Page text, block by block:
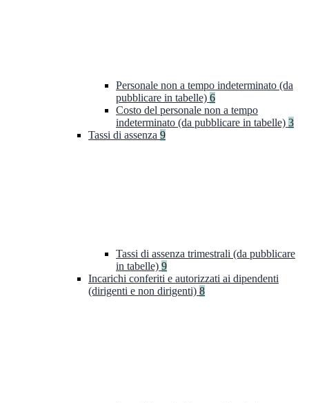
Personale non a tempo indeterminato (da
pubblicare in tabelle) 6
Costo del personale non a tempo
indeterminato (da pubblicare in tabelle) 3
Tassi di assenza 9
Tassi di assenza trimestrali (da pubblicare
in tabelle) 9
Incarichi conferiti e autorizzati ai dipendenti
(dirigenti e non dirigenti) 8